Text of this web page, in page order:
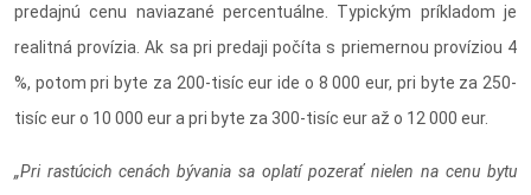
predajnú cenu naviazané percentuálne. Typickým príkladom je
realitná provízia. Ak sa pri predaji počíta s priemernou províziou 4
%, potom pri byte za 200-tisíc eur ide o 8 000 eur, pri byte za 250-
tisíc eur o 10 000 eur a pri byte za 300-tisíc eur až o 12 000 eur.
„Pri rastúcich cenách bývania sa oplatí pozerať nielen na cenu bytu